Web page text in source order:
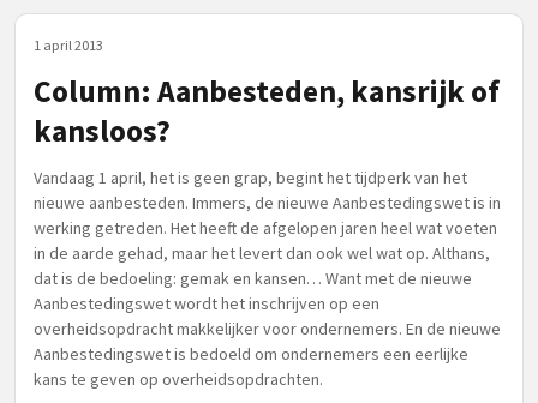
1 april 2013
Column: Aanbesteden, kansrijk of
kansloos?
Vandaag 1 april, het is geen grap, begint het tijdperk van het
nieuwe aanbesteden. Immers, de nieuwe Aanbestedingswet is in
werking getreden. Het heeft de afgelopen jaren heel wat voeten
in de aarde gehad, maar het levert dan ook wel wat op. Althans,
dat is de bedoeling: gemak en kansen… Want met de nieuwe
Aanbestedingswet wordt het inschrijven op een
overheidsopdracht makkelijker voor ondernemers. En de nieuwe
Aanbestedingswet is bedoeld om ondernemers een eerlijke
kans te geven op overheidsopdrachten.